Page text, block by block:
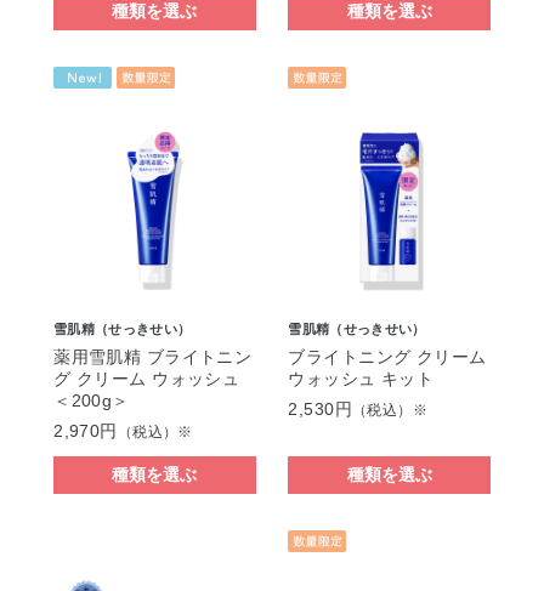
種類を選ぶ 種類を選ぶ
雪肌精（せっきせい）
薬用雪肌精 ブライトニン
グ クリーム ウォッシュ
＜200g＞
2,970円
（税込）※
種類を選ぶ
雪肌精（せっきせい）
ブライトニング クリーム
ウォッシュ キット
2,530円
（税込）※
種類を選ぶ